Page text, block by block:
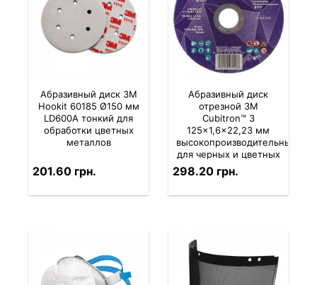
Абразивный диск 3M
Hookit 60185 Ø150 мм
LD600A тонкий для
обработки цветных
металлов
201.60 грн.
Абразивный диск
отрезной 3M
Cubitron™ 3
125×1,6×22,23 мм
высокопроизводительный
для черных и цветных
металлов
298.20 грн.